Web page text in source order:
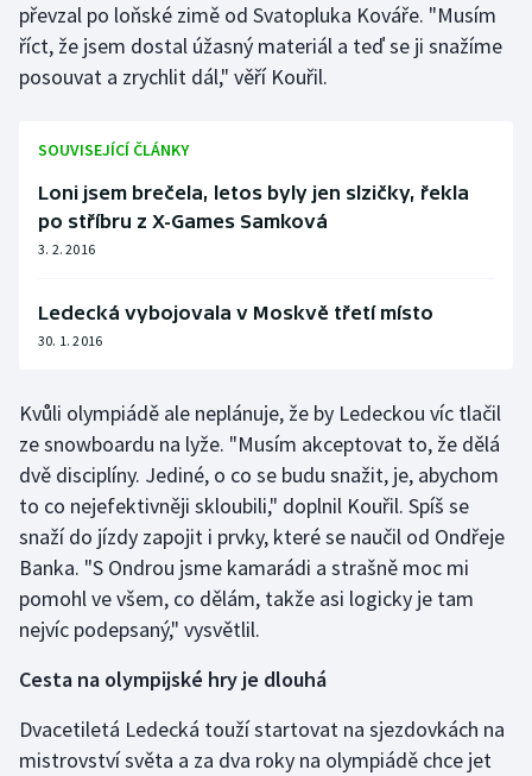
Plavání
Plážový volejbal
Rychlobruslení
Rychlostní kanoistika
Short track
Stolní tenis
Triatlon
Veslování
Vodní slalom
převzal po loňské zimě od Svatopluka Kováře. "Musím
říct, že jsem dostal úžasný materiál a teď se ji snažíme
posouvat a zrychlit dál," věří Kouřil.
SOUVISEJÍCÍ ČLÁNKY
Loni jsem brečela, letos byly jen slzičky, řekla
po stříbru z X-Games Samková
3. 2. 2016
Ledecká vybojovala v Moskvě třetí místo
30. 1. 2016
Kvůli olympiádě ale neplánuje, že by Ledeckou víc tlačil
ze snowboardu na lyže. "Musím akceptovat to, že dělá
dvě disciplíny. Jediné, o co se budu snažit, je, abychom
to co nejefektivněji skloubili," doplnil Kouřil. Spíš se
snaží do jízdy zapojit i prvky, které se naučil od Ondřeje
Banka. "S Ondrou jsme kamarádi a strašně moc mi
pomohl ve všem, co dělám, takže asi logicky je tam
nejvíc podepsaný," vysvětlil.
Cesta na olympijské hry je dlouhá
Dvacetiletá Ledecká touží startovat na sjezdovkách na
mistrovství světa a za dva roky na olympiádě chce jet